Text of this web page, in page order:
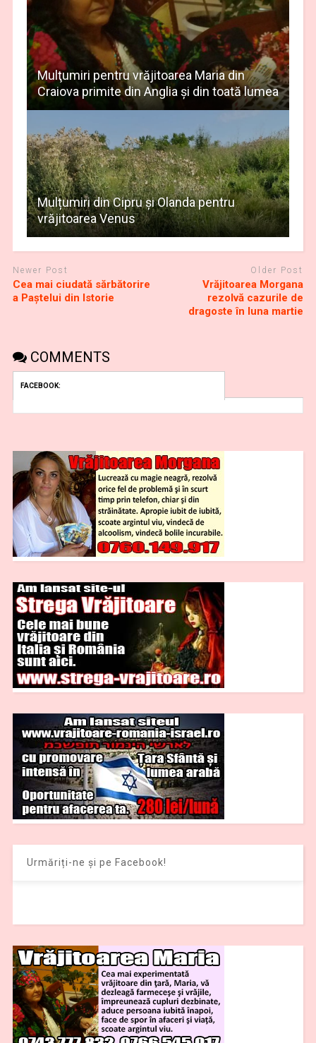
Mulţumiri pentru vrăjitoarea Maria din
Craiova primite din Anglia și din toată lumea
Mulțumiri din Cipru și Olanda pentru
vrăjitoarea Venus
Newer Post
Cea mai ciudată sărbătorire
a Paștelui din Istorie
Older Post
Vrăjitoarea Morgana
rezolvă cazurile de
dragoste în luna martie
COMMENTS
FACEBOOK:
Urmăriți-ne și pe Facebook!